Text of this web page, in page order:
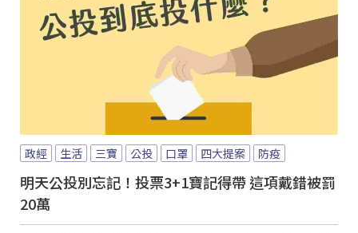
政經 生活 三寶 公投 口罩 四大提案 防疫
明天公投別忘記！投票3+1寶記得帶 這項戴錯被罰
20萬